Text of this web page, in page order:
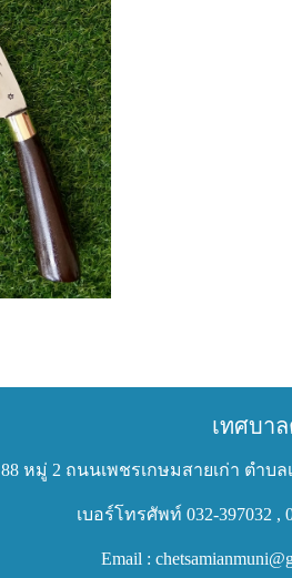
เทศบา
88 หมู่ 2 ถนนเพชรเกษมสายเก่า ตำบ
เบอร์โทรศัพท์ 032-397032 ,
Email :